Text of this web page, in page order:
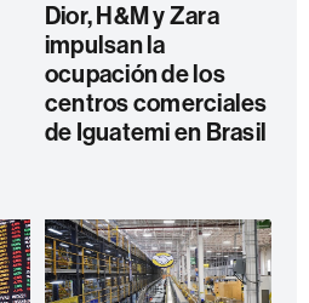
Dior, H&M y Zara
impulsan la
ocupación de los
centros comerciales
de Iguatemi en Brasil